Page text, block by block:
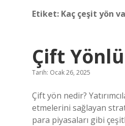
Etiket: Kaç çeşit yön
Çift
Tarih: Ocak 26, 2025
Çift yön nedir?
etmelerini sağlayan
para piyasaları gibi